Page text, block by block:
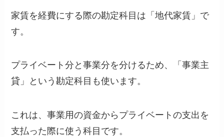
家賃を経費にする際の勘定科目は「地代家賃」で
す。
プライベート分と事業分を分けるため、「事業主
貸」という勘定科目も使います。
これは、事業用の資金からプライベートの支出を
支払った際に使う科目です。